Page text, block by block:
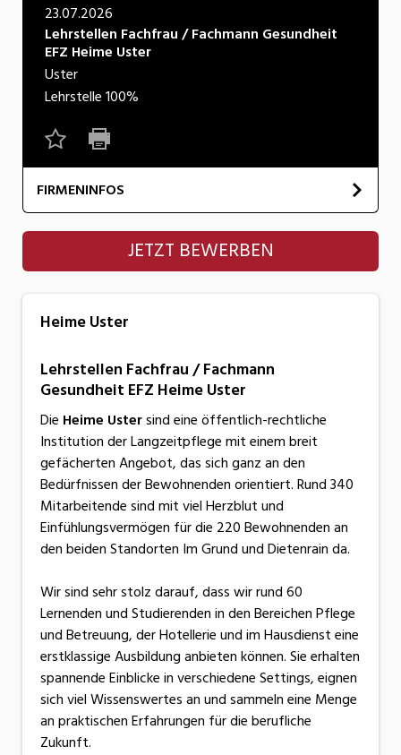
Natur
Verkehr/Logistik
Wirtschaft/Verwaltung
23.07.2026
Lehrstellen Fachfrau / Fachmann Gesundheit
EFZ Heime Uster
Uster
Lehrstelle100%
FIRMENINFOS
Heime Uster
JETZT BEWERBEN
Heime Uster
Lehrstellen Fachfrau / Fachmann
Gesundheit EFZ Heime Uster
Die Heime Ustersind eine öffentlich-rechtliche
Institution der Langzeitpflege mit einem breit
gefächerten Angebot, das sich ganz an den
Bedürfnissen der Bewohnenden orientiert. Rund 340
Mitarbeitende sind mit viel Herzblut und
Einfühlungsvermögen für die 220 Bewohnenden an
den beiden Standorten Im Grund und Dietenrain da.
Wir sind sehr stolz darauf, dass wir rund 60
Lernenden und Studierenden in den Bereichen Pflege
und Betreuung, der Hotellerie und im Hausdienst eine
erstklassige Ausbildung anbieten können. Sie erhalten
spannende Einblicke in verschiedene Settings, eignen
sich viel Wissenswertes an und sammeln eine Menge
an praktischen Erfahrungen für die berufliche
Zukunft.